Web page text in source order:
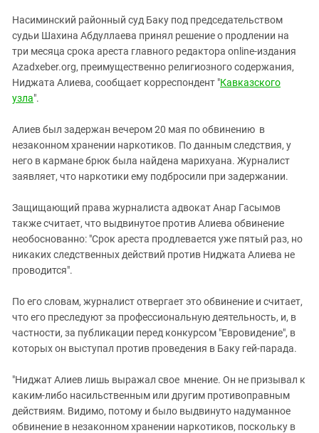
КАВКАЗ ЗА ПАЛЕСТИНУ
ИНАКОМЫСЛИЕ В ЧЕЧНЕ
ПРЕСЛЕДОВАНИЕ АКТИВИСТОВ
МОБИЛИЗАЦИЯ И ПРОТЕСТЫ
Ингушетия
Кабардино-Балкария
Калмыкия
Карачаево-Черкесия
Нагорный Карабах
Российская Федерация
Северная Осетия - Алания
СКФО
Ставропольский край
Чечня
Южная Осетия
Южный Кавказ
Насиминский районный суд Баку под председательством
судьи Шахина Абдуллаева принял решение о продлении на
три месяца срока ареста главного редактора online-издания
Аzadxeber.org, преимущественно религиозного содержания,
Ниджата Алиева, сообщает корреспондент "Кавказского
узла".
Алиев был задержан вечером 20 мая по обвинению в
незаконном хранении наркотиков. По данным следствия, у
него в кармане брюк была найдена марихуана. Журналист
заявляет, что наркотики ему подбросили при задержании.
Защищающий права журналиста адвокат Анар Гасымов
также считает, что выдвинутое против Алиева обвинение
необоснованно: "Срок ареста продлевается уже пятый раз, но
никаких следственных действий против Ниджата Алиева не
проводится".
По его словам, журналист отвергает это обвинение и считает,
что его преследуют за профессиональную деятельность, и, в
частности, за публикации перед конкурсом "Евровидение", в
которых он выступал против проведения в Баку гей-парада.
"Ниджат Алиев лишь выражал свое мнение. Он не призывал к
каким-либо насильственным или другим противоправным
действиям. Видимо, потому и было выдвинуто надуманное
обвинение в незаконном хранении наркотиков, поскольку в